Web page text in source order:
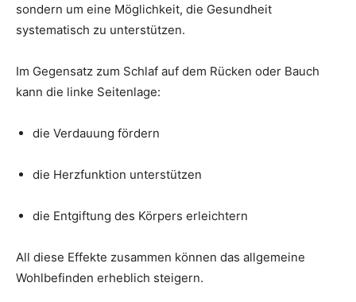
sondern um eine Möglichkeit, die Gesundheit
systematisch zu unterstützen.
Im Gegensatz zum Schlaf auf dem Rücken oder Bauch
kann die linke Seitenlage:
die Verdauung fördern
die Herzfunktion unterstützen
die Entgiftung des Körpers erleichtern
All diese Effekte zusammen können das allgemeine
Wohlbefinden erheblich steigern.